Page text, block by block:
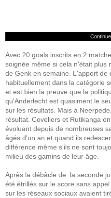
Avec 20 goals inscrits en 2
soignée même si cela n'était plus
de Genk en semaine. L'apport de
habituellement dans la catégorie
et est bien la preuve que la
qu'Anderlecht est quasiment le
sur les résultats. Mais à
résultat. Coveliers et Rutikanga
évoluant depuis de nombreuses
âgés d'un an et quand ils
différence même s'ils ne sont
milieu des gamins de leur âge.
Après la débâcle de la seconde
été étrillés sur le score sans
sur les réseaux sociaux avaient